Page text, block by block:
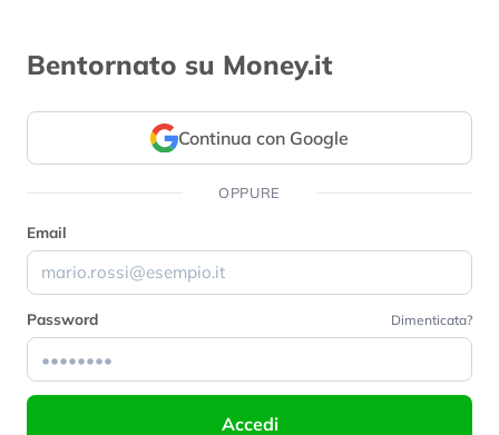
Bentornato su Money.it
Continua con Google
OPPURE
Email
Password Dimenticata?
Accedi